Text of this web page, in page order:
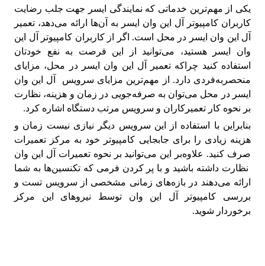
یکی از مهم‌ترین خدماتی که نمایندگی ایسر جهت جلب رضایت
کاربران کامپیوتر آل این وان ایسر به آن‌ها ارائه می‌دهد، تعمیر
آل این وان ایسر در محل است. اگر از کاربران کامپیوتر آل این
وان ایسر هستید، می‌توانید از این فرصت به نفع خودتان
استفاده کنید چراکه تعمیر آل این وان ایسر در محل، مزایای
منحصربه‌فردی دارد. از مهم‌ترین مزایای سرویس آل این وان
ایسر در محل می‌توان به صرفه‌جویی در زمان و هزینه، نظارت
بر نحوه کار تعمیرکاران و سرویس مرتب دستگاه اشاره کرد.
بنابراین با استفاده از این سرویس دیگر نیازی نیست زمان و
هزینه زیادی را برای جابجایی کامپیوتر خود به مرکز تعمیرات
صرف کنید. علاوه‌بر این می‌توانید بر نحوه تعمیرات آل این وان
نظارت داشته باشید و با پر کردن فرمی که تکنسین‌ها به شما
ارائه می‌دهند در بازه‌های زمانی مشخصی از سرویس تست و
بررسی کامپیوتر آل این وان توسط نیروهای این مرکز
برخوردار شوید.